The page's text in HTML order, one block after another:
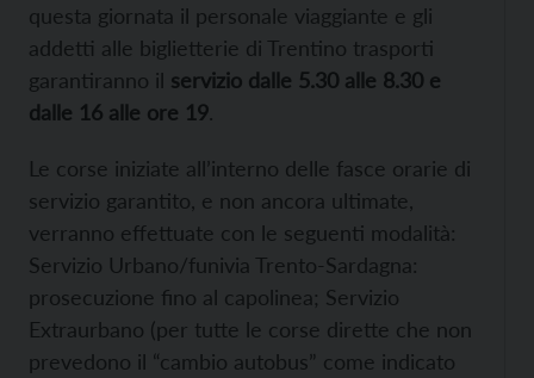
questa giornata il personale viaggiante e gli
addetti alle biglietterie di Trentino trasporti
garantiranno il servizio dalle 5.30 alle 8.30 e
dalle 16 alle ore 19.
Le corse iniziate all’interno delle fasce orarie di
servizio garantito, e non ancora ultimate,
verranno effettuate con le seguenti modalità:
Servizio Urbano/funivia Trento-Sardagna:
prosecuzione fino al capolinea; Servizio
Extraurbano (per tutte le corse dirette che non
prevedono il “cambio autobus” come indicato